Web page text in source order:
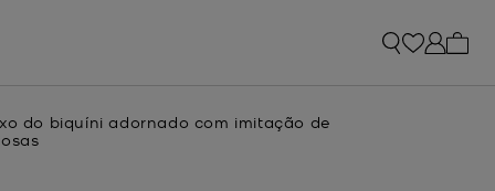
do biquíni adornado com imitação de